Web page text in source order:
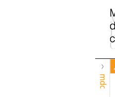
mdc